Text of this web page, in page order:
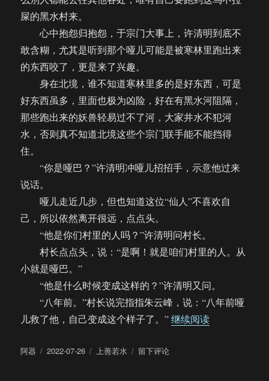
屎的黑水村来。
心中抱怨归抱怨，于宗门大事上，许清明到底不
敢含糊，尤其是听到那个哑儿可能是被寒林里跑出来
的东西咬了，更是来了兴趣。
身在北境，谁不知道寒林里多的是好东西，可是
好东西虽多，里面也极为凶险，好在有黑水河阻隔，
那些跑出来的妖兽轻易过不了河，大家井水不犯河
水，否则真不知道北境这些个宗门联手能不能挡得
住。
“你是哑巴？”许清明冲哑儿招招手，示意他过来
说话。
哑儿走近几步，但也知道这位“仙人”不喜欢自
己，所以依然离开很远，点点头。
“他是你们村里的人吗？”许清明问村长。
村长点点头，说：“是啊！就是咱们村里的人。从
小就是哑巴。”
“他是什么时候变成这样的？”许清明又问。
“八年前。”村长说完指指朱云峰，说：“八年前哑
儿救了他，自己变成这个样子了。”继续阅读“【饼四/AU
作
阿器
发
2022-07-26
分
上善若水
于
留下评论